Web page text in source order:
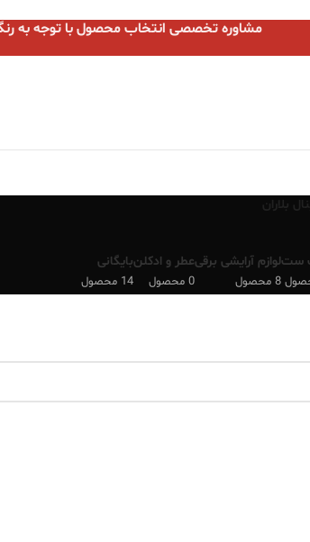
مشاوره تخصصی انتخاب محصول با توجه به رنگ و نوع
ستلوازم آرایشی برقی
8 محصول
عطر و ادکلن
0 محصول
بایگانی
14 محصول